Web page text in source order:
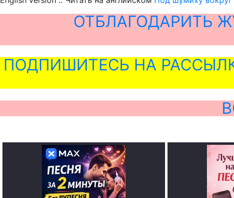
ОТБЛАГОДАРИТЬ
ПОДПИШИТЕСЬ НА